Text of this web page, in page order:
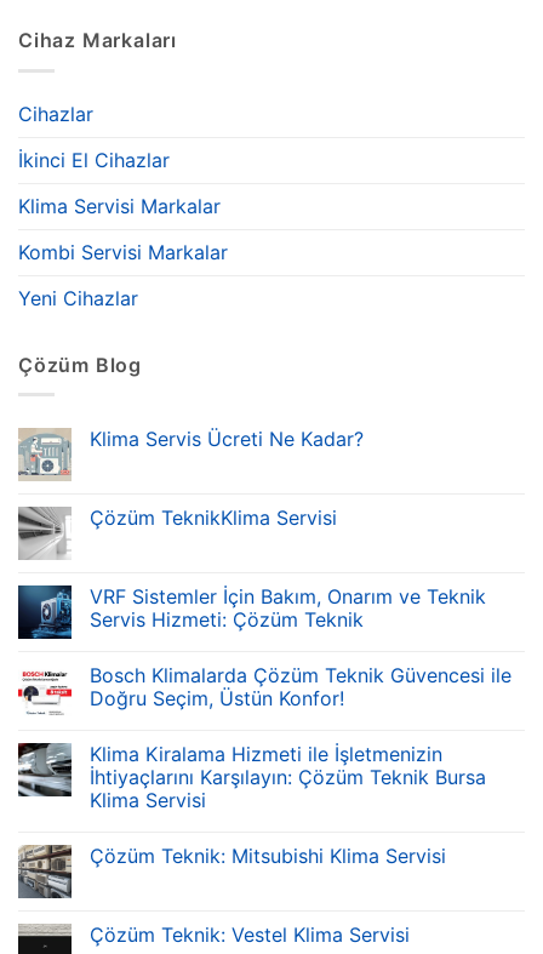
Cihaz Markaları
Cihazlar
İkinci El Cihazlar
Klima Servisi Markalar
Kombi Servisi Markalar
Yeni Cihazlar
Çözüm Blog
Klima Servis Ücreti Ne Kadar?
Çözüm TeknikKlima Servisi
VRF Sistemler İçin Bakım, Onarım ve Teknik
Servis Hizmeti: Çözüm Teknik
Bosch Klimalarda Çözüm Teknik Güvencesi ile
Doğru Seçim, Üstün Konfor!
Klima Kiralama Hizmeti ile İşletmenizin
İhtiyaçlarını Karşılayın: Çözüm Teknik Bursa
Klima Servisi
Çözüm Teknik: Mitsubishi Klima Servisi
Çözüm Teknik: Vestel Klima Servisi